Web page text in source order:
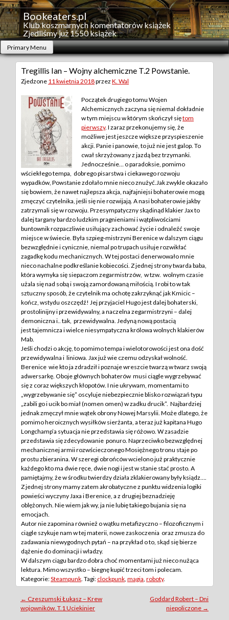
Skip
to
content
Bookeaters.pl
Klub koszmarnych komentatorów książek
Zjedliśmy już 1550 książek
Primary Menu
Tregillis Ian – Wojny alchemiczne T.2 Powstanie.
Zjedzone 11 kwietnia 2018przez K. Wal
Początek drugiego tomu Wojen
Alchemicznych zaczyna się niemal dokładnie
w tym miejscu w którym skończył siętom
pierwszy. I zaraz przekonujemy się, że
możliwe jest jeszcze większe przyspieszenie
akcji. Panie i panowie, to już nie jest galop. To
cwał skrzyżowany z jazdą bez trzymanki.
Jednocześnie… o paradoksie, pomimo
wściekłego tempa, dobrego pisarstwa i ciekawego rozwoju
wypadków, Powstanie zdołało mnie nieco znużyć. Jak zwykle okazało
się bowiem, że nawet najlepsza akcja, najfajniejsi bohaterowie mogą
zmęczyć czytelnika, jeśli się nie rozwijają. A nasi bohaterowie jakby
zatrzymali się w rozwoju. Przesympatyczny skądinąd klakier Jax to
dalej targany bardzo ludzkim pragnieniami i wątpliwościami
buntownik rozpaczliwie usiłujący zachować życie i odnaleźć swoje
miejsce w świecie. Była szpieg-mistrzyni Berenice w dalszym ciągu
bezwzględnie i cynicznie, niemal po trupach usiłuje rozwikłać
zagadkę kodu mechanicznych. W tej postaci denerwowało mnie
nieco nachalne podkreślanie kobiecości. Z jednej strony twarda baba,
która wymyka się siepaczom zegarmistrzów, w tzw. wolnym czasie
użala się nad sobą i swoją zamordowaną miłością. I robi to w tak
sztuczny sposób, że czytelnik ma ochotę zakrzyknąć jak Kmicic –
kończ, wstydu oszczędź! Jej przyjaciel Hugo jest dalej bohaterski,
prostolinijny i przewidywalny, a naczelna zegarmistrzyni – dalej
demoniczna i.. tak, przewidywalna. Jedyną nową postacią
jest tajemnicza i wielce niesympatyczna królowa wolnych klakierów
Mab.
Jeśli chodzi o akcję, to pomimo tempa i wielotorowości jest ona dość
przewidywalna i liniowa. Jax już wie czemu odzyskał wolność.
Berenice wie kto ja zdradził i poznaje wreszcie twarzą w twarz swoją
adwersarkę. Oboje głównych bohaterów musi ciągle wygrzebywać
się z coraz większych kłopotów. I nie ukrywam, momentami to
„wygrzebywanie się” oscyluje niebezpiecznie blisko rozwiązań typu
„zabili go i ucik bo miał (nomen omen) w zadku drucik”. Najbardziej
jednak zmęczył mnie wątek obrony Nowej Marsylii. Może dlatego, że
pomimo heroicznych wysiłków sierżanta, a teraz już kapitana Hugo
Longchamp’a sytuacja nie przedstawia się różowo. W zasadzie
przedstawia się zdecydowanie ponuro. Naprzeciwko bezwzględnej
mechanicznej armii rozwścieczonego Mosiężnego tronu staje po
prostu zbieranina. W szeregi obrońców wcielono już praktycznie
każdego kto ma dwie ręce, dwie nogi i jest w stanie stać prosto. A
pamiętajmy, że w środku twierdzy działa zklakierowany były ksiądz….
Z jednej strony mamy zatem akrobatyczne z punktu widzenia logiki
powieści wyczyny Jaxa i Berenice, a z drugiej beznadzieję
oblężonych. Nie wiem jak wy, ja nie lubię takiego bujania się na
emocjach.
Autor nie zapomina również o wątku metafizyczno – filozoficznym i
ciągle szykuje nam w tej materii, nowe zaskoczenia oraz zmusza do
zadawania niewygodnych pytań – na przykład o to, skąd się bierze
dążenie do dominacji i władzy.
W dalszym ciągu bardzo dobra choć momentami już nieco nużąca
lektura. Mimo wszystko – biegnę kupić trzeci tom i polecam.
Kategorie:Steampunk . Tagi: clockpunk magia roboty.
Post
navigation
← Czeszumski Łukasz – Krew
wojowników. T.1 Uciekinier
Goddard Robert – Dni
niepoliczone →